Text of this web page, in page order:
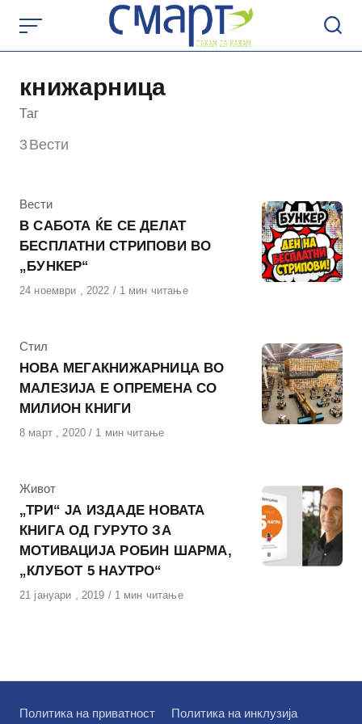
content
книжарница
Таг
3Вести
КАтегорија
Вести
В САБОТА ЌЕ СЕ ДЕЛАТ
БЕСПЛАТНИ СТРИПОВИ ВО
„БУНКЕР“
Објавено
24 ноември , 2022 1 мин читање
КАтегорија
Стил
НОВА МЕГАКНИЖАРНИЦА ВО
МАЛЕЗИЈА Е ОПРЕМЕНА СО
МИЛИОН КНИГИ
Објавено
8 март , 2020 1 мин читање
КАтегорија
Живот
„ТРИ“ ЈА ИЗДАДЕ НОВАТА
КНИГА ОД ГУРУТО ЗА
МОТИВАЦИЈА РОБИН ШАРМА,
„КЛУБОТ 5 НАУТРО“
Објавено
21 јануари , 2019 1 мин читање
Политика на приватност Политика на инклузија